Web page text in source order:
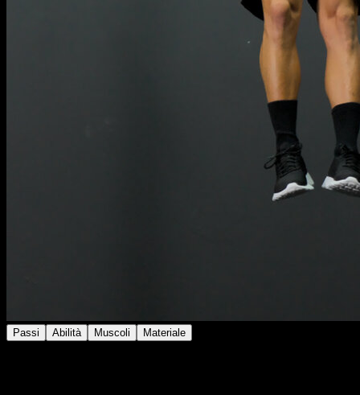
Passi Abilità Muscoli Materiale